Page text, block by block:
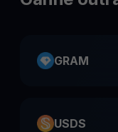
GRAM
USDS